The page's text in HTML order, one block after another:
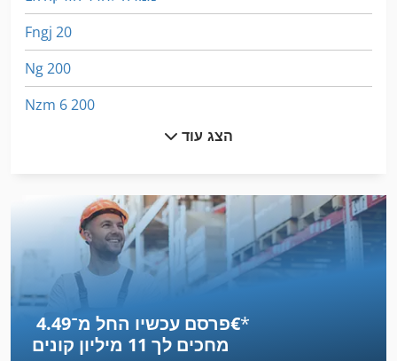
Fngj 20
Ng 200
Nzm 6 200
יד בוכנה הידראולית
יד ידית
יד ידית אגרוף
יד ידית מכונת
הצג עוד
פרסם עכשיו החל מ־‏4.49 ‏€*
מחכים לך 11 מיליון קונים